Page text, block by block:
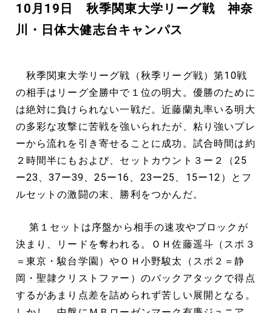
10月19日 秋季関東大学リーグ戦 神奈
川・日体大健志台キャンパス
秋季関東大学リーグ戦（秋季リーグ戦）第10戦
の相手はリーグ全勝中で１位の明大。優勝のために
は絶対に負けられない一戦だ。近藤蘭丸率いる明大
の多彩な攻撃に苦戦を強いられたが、粘り強いプレ
ーから流れを引き寄せることに成功。試合時間は約
２時間半にもおよび、セットカウント３ー２（25
ー23、37ー39、25ー16、23ー25、15ー12）とフ
ルセットの激闘の末、勝利をつかんだ。
第１セットは序盤から相手の速攻やブロックが
決まり、リードを奪われる。ＯＨ佐藤遥斗（スポ３
＝東京・駿台学園）やＯＨ小野駿太（スポ２＝静
岡・聖隷クリストファー）のバックアタックで得点
するがあまり点差を詰められず苦しい展開となる。